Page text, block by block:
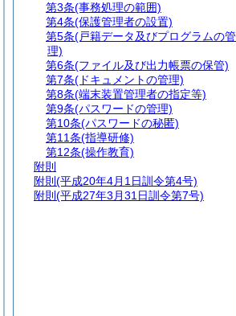
第3条(事務処理の範囲)
第4条(保護管理者の設置)
第5条(戸籍データ及びプログラムの管
理)
第6条(ファイル及び出力帳票の保管)
第7条(ドキュメントの管理)
第8条(端末装置管理者の指定等)
第9条(パスワードの管理)
第10条(パスワードの秘匿)
第11条(指導研修)
第12条(操作教育)
附則
附則 (平成20年4月1日訓令第4号)
附則 (平成27年3月31日訓令第7号)